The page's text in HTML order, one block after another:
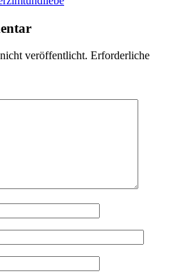
veröffentlicht. Erforderliche